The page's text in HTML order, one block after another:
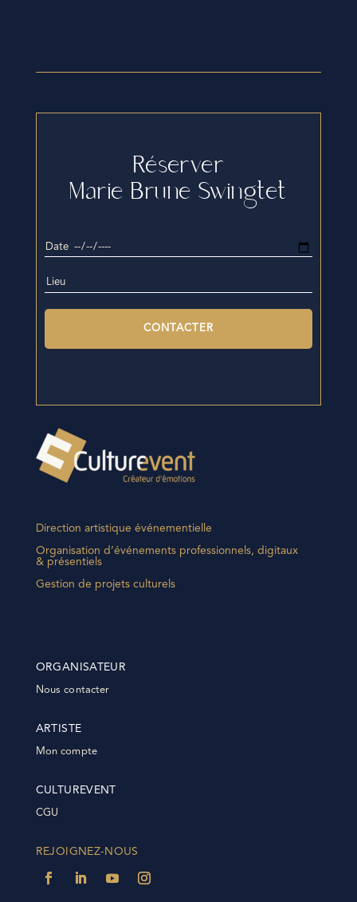
Réserver
Marie Brune Swingtet
Direction artistique événementielle
Organisation d’événements professionnels, digitaux
& présentiels
Gestion de projets culturels
ORGANISATEUR
Nous contacter
ARTISTE
Mon compte
CULTUREVENT
CGU
REJOIGNEZ-NOUS